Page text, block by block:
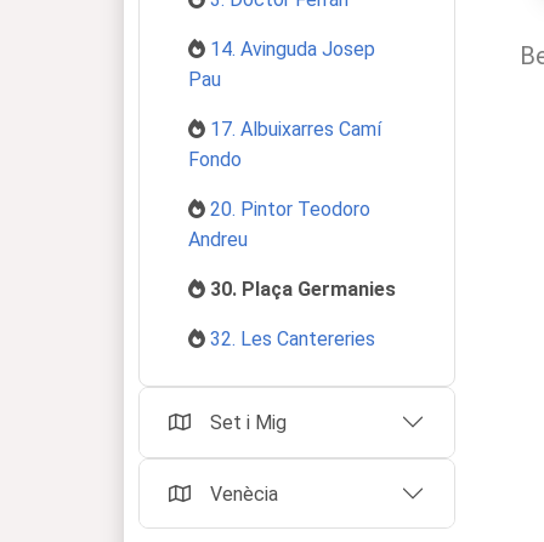
14. Avinguda Josep
Pau
17. Albuixarres Camí
Fondo
20. Pintor Teodoro
Andreu
30. Plaça Germanies
32. Les Cantereries
Set i Mig
Venècia